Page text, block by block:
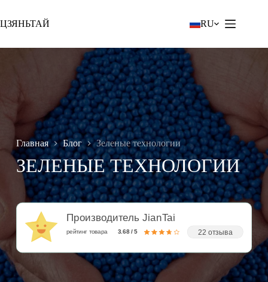
содержанию
ЦЗЯНЬТАЙ RU
Главная Блог Зеленые технологии
ЗЕЛЕНЫЕ ТЕХНОЛОГИИ
Производитель JianTai
рейтинг товара 3.68 / 5 22 отзыва